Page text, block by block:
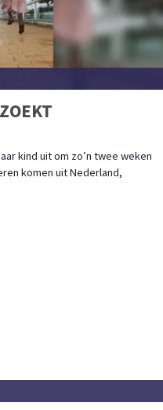
kind uit om zo’n twee weken
komen uit Nederland,